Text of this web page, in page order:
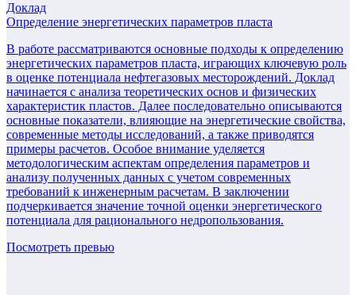
Доклад
Определение энергетических параметров пласта
В работе рассматриваются основные подходы к определению
энергетических параметров пласта, играющих ключевую роль
в оценке потенциала нефтегазовых месторождений. Доклад
начинается с анализа теоретических основ и физических
характеристик пластов. Далее последовательно описываются
основные показатели, влияющие на энергетические свойства,
современные методы исследований, а также приводятся
примеры расчетов. Особое внимание уделяется
методологическим аспектам определения параметров и
анализу полученных данных с учетом современных
требований к инженерным расчетам. В заключении
подчеркивается значение точной оценки энергетического
потенциала для рационального недропользования.
Посмотреть превью